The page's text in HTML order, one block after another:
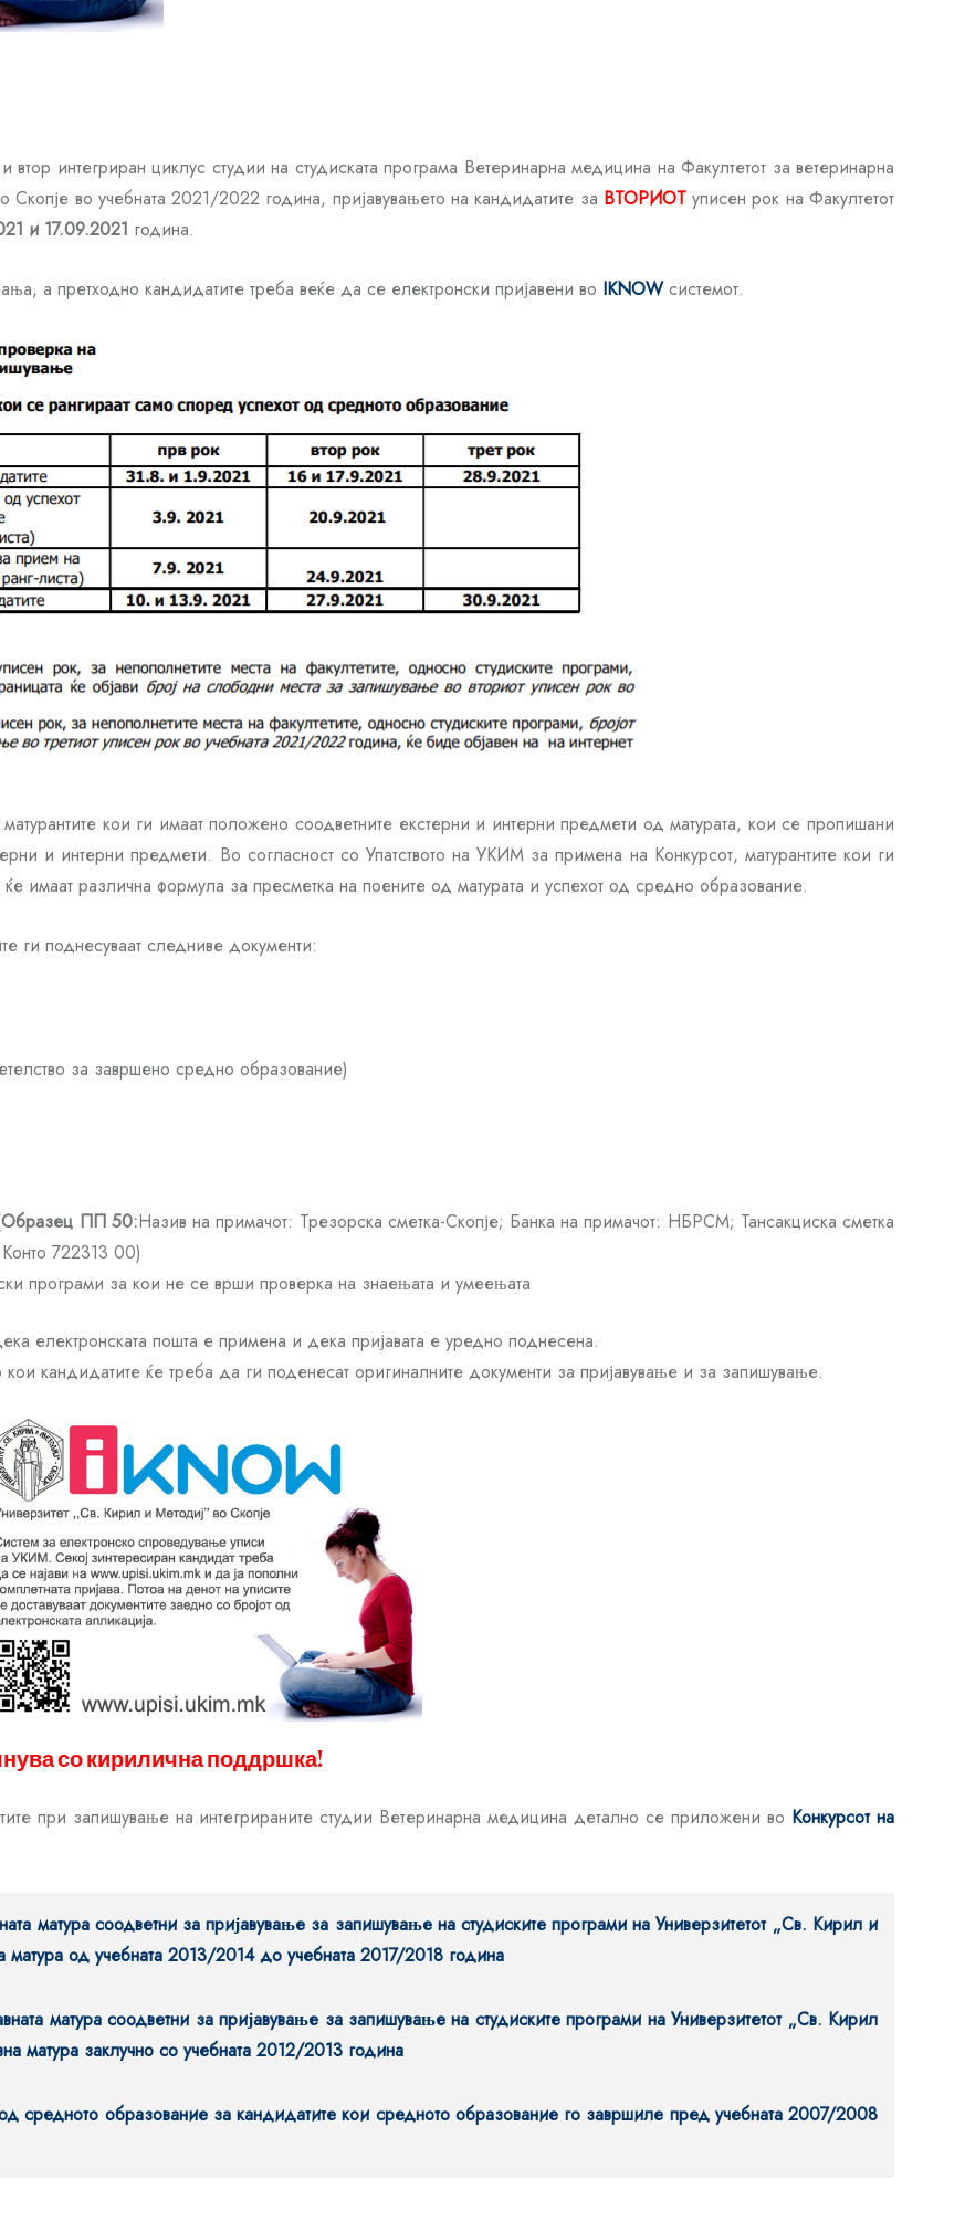
втор интегриран циклус студии на студиската програма Ветеринарна медицина на Факултетот за ветеринарна
во учебната 2021/2022 година, пријавувањето на кандидатите за ВТОРИОТуписен рок на Факултетот
и 17.09.2021 година.
а претходно кандидатите треба веќе да се електронски пријавени во IKNOWсистемот.
кои ги имаат положено соодветните екстерни и интерни предмети од матурата, кои се пропишани
и интерни предмети. Во согласност со Упатството на УКИМ за примена на Конкурсот, матурантите кои ги
имаат различна формула за пресметка на поените од матурата и успехот од средно образование.
ги поднесуваат следниве документи:
за завршено средно образование)
Образец ПП 50:Назив на примачот: Трезорска сметка-Скопје; Банка на примачот: НБРСМ; Тансакциска сметка
722313 00)
програми за кои не се врши проверка на знаењата и умеењата
електронската пошта е примена и дека пријавата е уредно поднесена.
кои кандидатите ќе треба да ги поденесат оригиналните документи за пријавување и за запишување.
со кирилична поддршка!
при запишување на интегрираните студии Ветеринарна медицина детално се приложени во Конкурсот на
матура соодветни за пријавување за запишување на студиските програми на Универзитетот „Св. Кирил и
од учебната 2013/2014 до учебната 2017/2018 година
матура соодветни за пријавување за запишување на студиските програми на Универзитетот „Св. Кирил
матура заклучно со учебната 2012/2013 година
средното образование за кандидатите кои средното образование го завршиле пред учебната 2007/2008